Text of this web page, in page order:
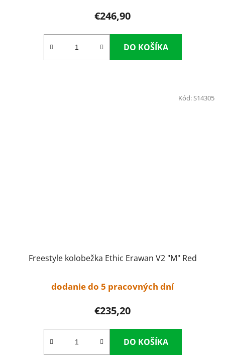
€246,90
DO KOŠÍKA
Freestyle kolobežka Ethic Erawan V2 "M" Red
dodanie do 5 pracovných dní
€235,20
DO KOŠÍKA
Kód:S14305